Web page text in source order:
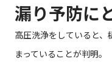
漏り予防に
高圧洗浄をしていると
まっていることが判明。